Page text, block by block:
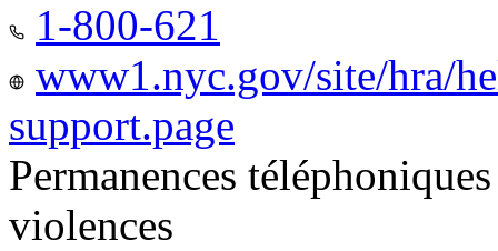
1-800-621
www1.nyc.gov/site/hra/
support.page
Permanences
violences